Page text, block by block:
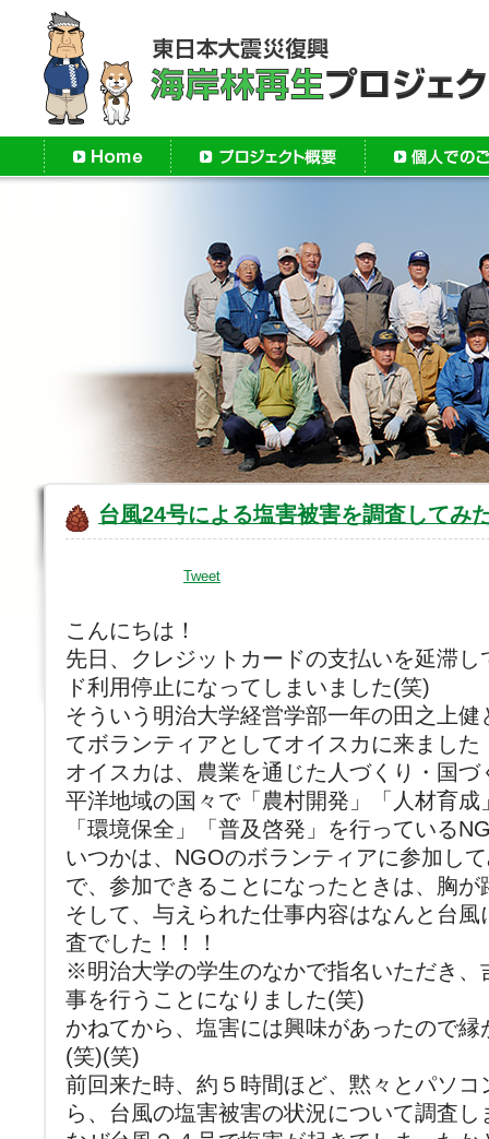
台風24号による塩害被害を調査してみ
Tweet
こんにちは！
先日、クレジットカードの支払いを延滞
ド利用停止になってしまいました(笑)
そういう明治大学経営学部一年の田之上
てボランティアとしてオイスカに来ました
オイスカは、農業を通じた人づくり・国づ
平洋地域の国々で「農村開発」「人材育成
「環境保全」「普及啓発」を行っている
いつかは、NGOのボランティアに参加し
で、参加できることになったときは、胸が
そして、与えられた仕事内容はなんと台
査でした！！！
※明治大学の学生のなかで指名いただき、
事を行うことになりました(笑)
かねてから、塩害には興味があったので
(笑)(笑)
前回来た時、約５時間ほど、黙々とパソ
ら、台風の塩害被害の状況について調査し